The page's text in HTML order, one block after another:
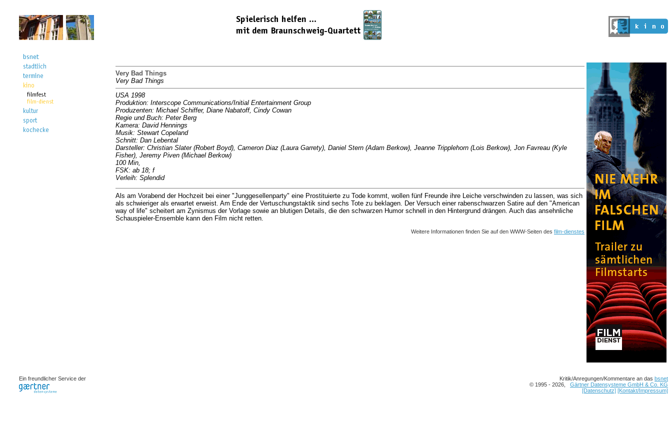
Very Bad Things
Very Bad Things
USA 1998
Produktion: Interscope Communications/Initial Entertainment Group
Produzenten: Michael Schiffer, Diane Nabatoff, Cindy Cowan
Regie und Buch: Peter Berg
Kamera: David Hennings
Musik: Stewart Copeland
Schnitt: Dan Lebental
Darsteller: Christian Slater (Robert Boyd), Cameron Diaz (Laura Garrety), Daniel Stern (Adam Berkow), Jeanne Tripplehorn (Lois Berkow), Jon Favreau (Kyle
Fisher), Jeremy Piven (Michael Berkow)
100 Min,
FSK: ab 18; f
Verleih: Splendid
Als am Vorabend der Hochzeit bei einer "Junggesellenparty" eine Prostituierte zu Tode kommt, wollen fünf Freunde ihre Leiche verschwinden zu lassen, was sich
als schwieriger als erwartet erweist. Am Ende der Vertuschungstaktik sind sechs Tote zu beklagen. Der Versuch einer rabenschwarzen Satire auf den "American
way of life" scheitert am Zynismus der Vorlage sowie an blutigen Details, die den schwarzen Humor schnell in den Hintergrund drängen. Auch das ansehnliche
Schauspieler-Ensemble kann den Film nicht retten.
Weitere Informationen finden Sie auf den WWW-Seiten des film-dienstes
Ein freundlicher Service der Kritik/Anregungen/Kommentare an das bsnet
© 1995 - 2026, Gärtner Datensysteme GmbH & Co. KG
[Datenschutz] [Kontakt/Impressum]